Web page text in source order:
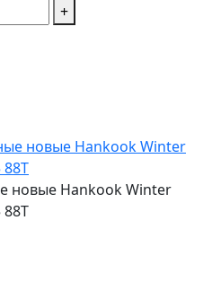
+
Hankook Winter
88T